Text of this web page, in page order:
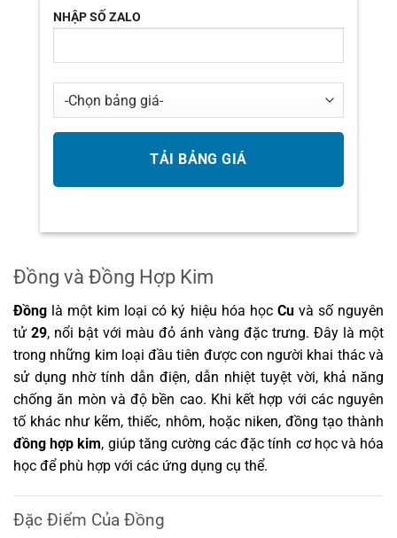
NHẬP SỐ ZALO
Đồng và Đồng Hợp Kim
Đồng là một kim loại có ký hiệu hóa học Cuvà số nguyên
tử 29, nổi bật với màu đỏ ánh vàng đặc trưng. Đây là một
trong những kim loại đầu tiên được con người khai thác và
sử dụng nhờ tính dẫn điện, dẫn nhiệt tuyệt vời, khả năng
chống ăn mòn và độ bền cao. Khi kết hợp với các nguyên
tố khác như kẽm, thiếc, nhôm, hoặc niken, đồng tạo thành
đồng hợp kim, giúp tăng cường các đặc tính cơ học và hóa
học để phù hợp với các ứng dụng cụ thể.
Đặc Điểm Của Đồng